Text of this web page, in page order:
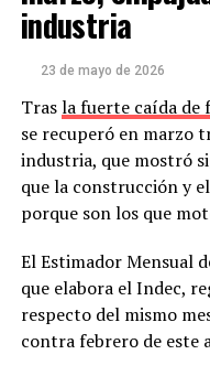
industria
23 de mayo de 2026
Trasla fuerte caída de
se recuperó en marzo
industria, que mostró
que la construcción y
porque son los que
El Estimador Mensual
que elabora el Indec,
respecto del mismo
contra febrero de este